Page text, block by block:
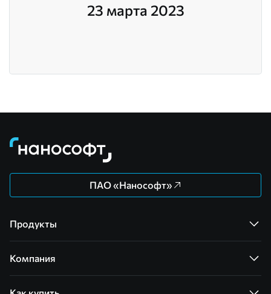
23 марта 2023
ПАО «Нанософт»
Продукты
Компания